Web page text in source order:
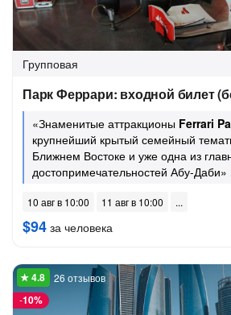
Групповая
Парк Феррари: входной билет
«Знаменитые аттракционы Ferrari
крупнейший крытый семейный
Ближнем Востоке и уже одна из
достопримечательностей Абу-Даби»
10 авг в 10:00 11 авг в 10:00
$94 за человека
-10%
26 отзывов